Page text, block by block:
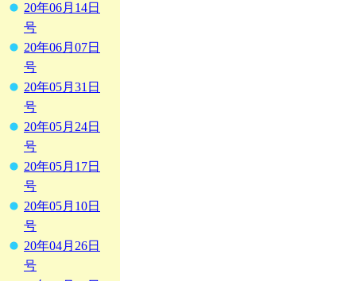
20年06月14日
号
20年06月07日
号
20年05月31日
号
20年05月24日
号
20年05月17日
号
20年05月10日
号
20年04月26日
号